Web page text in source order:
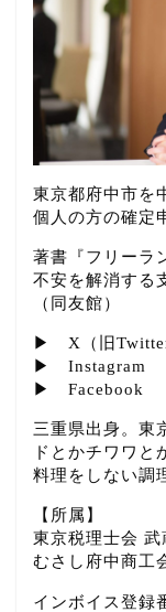
東京都府中市を
個人の方の確定
著書『フリーラ
不安を解消する
（同友館）
▶ X（旧
▶ Instagram
▶ Facebook
三重県出身。東
ドとかチワワと
料理をしない調
【所属】
東京税理士会 武
むさし府中商工
インボイス登